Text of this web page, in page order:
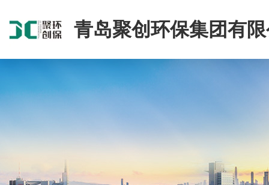
青岛聚创环保集团有